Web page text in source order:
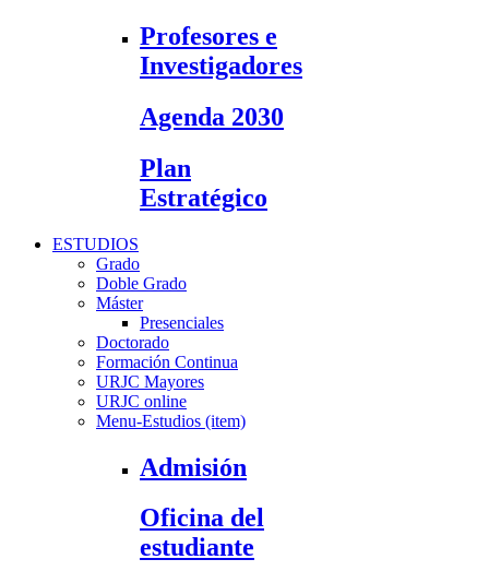
Profesores e
Investigadores
Agenda 2030
Plan
Estratégico
ESTUDIOS
Grado
Doble Grado
Máster
Presenciales
Doctorado
Formación Continua
URJC Mayores
URJC online
Menu-Estudios (item)
Admisión
Oficina del
estudiante